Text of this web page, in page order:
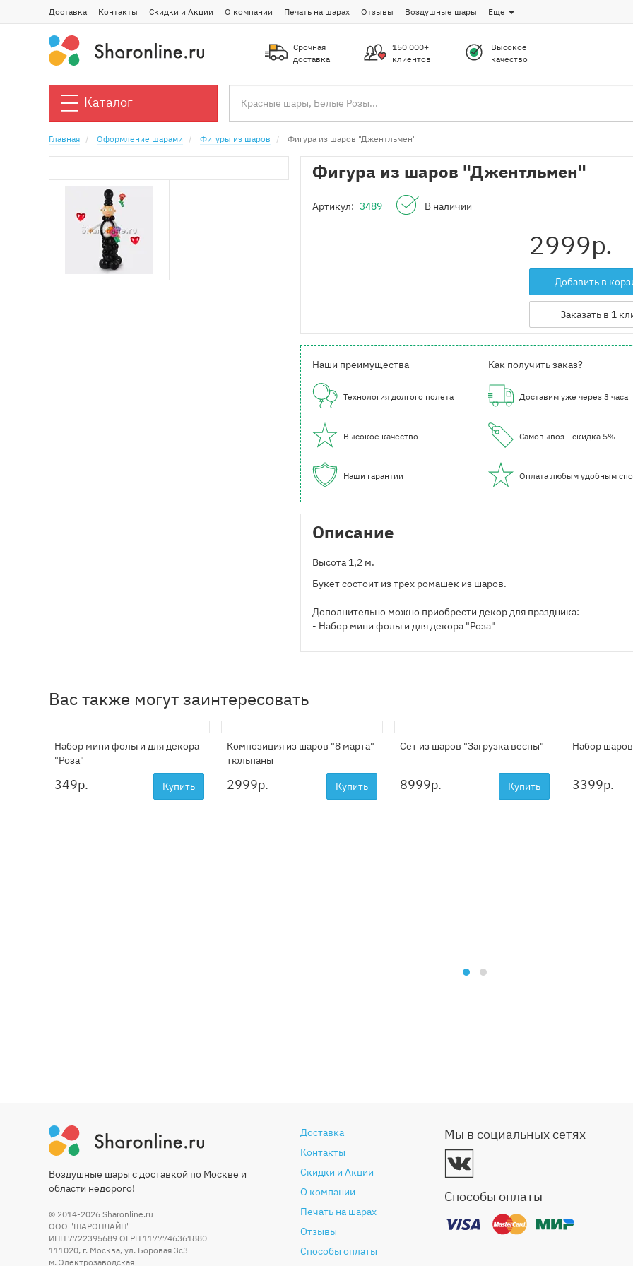
Доставка Контакты Скидки и Акции О компании Печать на шарах Отзывы Воздушные шары Еще
Срочная
доставка
150 000+
клиентов
Высокое
качество
Каталог
Главная Оформление шарами Фигуры из шаров Фигура из шаров "Джентльмен"
Фигура из шаров "Джентльмен"
Артикул: 3489 В наличии
2999р.
Добавить в
Заказать в 1
Наши преимущества
Технология долгого полета
Высокое качество
Наши гарантии
Как получить заказ?
Доставим уже через 3 часа
Самовывоз - скидка 5%
Оплата любым удобным
Описание
Высота 1,2 м.
Букет состоит из трех ромашек из шаров.
Дополнительно можно приобрести декор для праздника:
- Набор мини фольги для декора "Роза"
Вас также могут заинтересовать
Набор мини фольги для декора
"Роза"
349р. Купить
Композиция из шаров "8 марта"
тюльпаны
2999р. Купить
Сет из шаров "Загрузка весны"
8999р. Купить
Набор
3399р.
Воздушные шары с доставкой по Москве и
области недорого!
© 2014-2026 Sharonline.ru
ООО "ШАРОНЛАЙН"
ИНН 7722395689 ОГРН 1177746361880
111020, г. Москва, ул. Боровая 3c3
м. Электрозаводская
Доставка
Контакты
Скидки и Акции
О компании
Печать на шарах
Отзывы
Способы оплаты
Мы в социальных сетях
Способы оплаты